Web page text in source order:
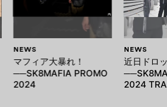
NEWS
マフィア大暴れ！
──SK8MAFIA PROMO
2024
NEWS
近日ドロ
2024